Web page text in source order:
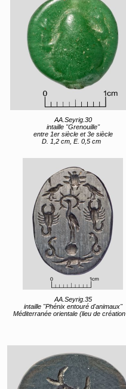
AA.Seyrig.30
intaille "Grenouille"
entre 1er siècle et 3e siècle
D. 1,2 cm, E. 0,5 cm
AA.Seyrig.35
intaille "Phénix entouré d'animaux"
Méditerranée orientale (lieu de création) entre 1er siècle et 3e siècle